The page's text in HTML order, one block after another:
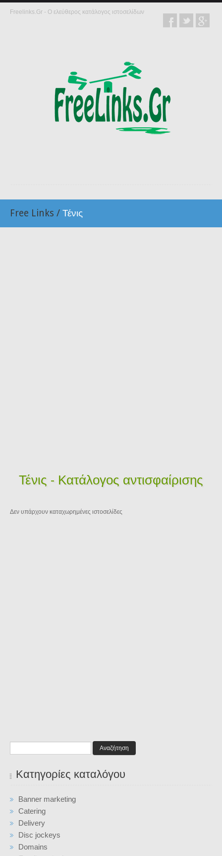
Freelinks.Gr - Ο ελεύθερος κατάλογος ιστοσελίδων
Free Links / Τένις
Τένις - Κατάλογος αντισφαίρισης
Δεν υπάρχουν καταχωρημένες ιστοσελίδες
Αναζήτηση
Κατηγορίες καταλόγου
Banner marketing
Catering
Delivery
Disc jockeys
Domains